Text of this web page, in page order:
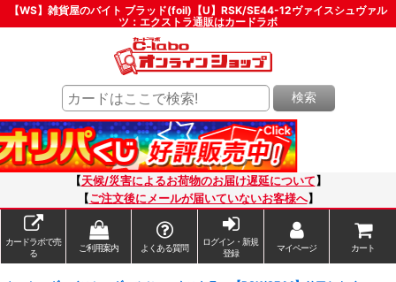
【WS】雑貨屋のバイト ブラッド(foil)【U】RSK/SE44-12ヴァイスシュヴァル
ツ：エクストラ通販はカードラボ
検索
【天候/災害によるお荷物のお届け遅延について 】
【ご注文後にメールが届いていないお客様へ】
カードラボで売
る
ご利用案内 よくある質問
ログイン・新規
登録
マイページ カート